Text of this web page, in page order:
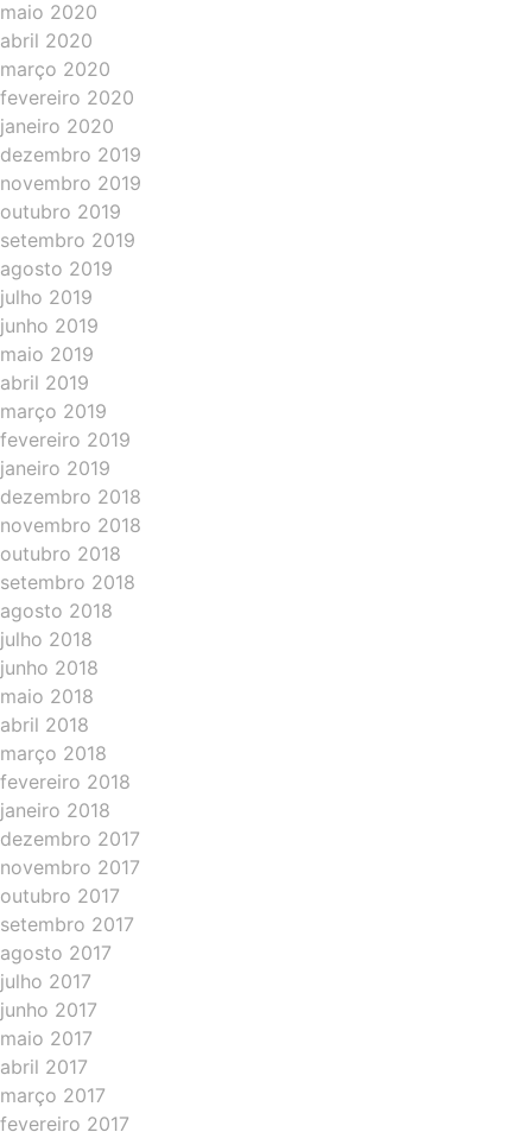
maio 2020
abril 2020
março 2020
fevereiro 2020
janeiro 2020
dezembro 2019
novembro 2019
outubro 2019
setembro 2019
agosto 2019
julho 2019
junho 2019
maio 2019
abril 2019
março 2019
fevereiro 2019
janeiro 2019
dezembro 2018
novembro 2018
outubro 2018
setembro 2018
agosto 2018
julho 2018
junho 2018
maio 2018
abril 2018
março 2018
fevereiro 2018
janeiro 2018
dezembro 2017
novembro 2017
outubro 2017
setembro 2017
agosto 2017
julho 2017
junho 2017
maio 2017
abril 2017
março 2017
fevereiro 2017